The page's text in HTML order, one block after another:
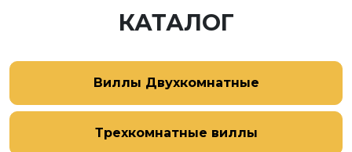
КАТАЛОГ
Виллы Двухкомнатные
Трехкомнатные виллы